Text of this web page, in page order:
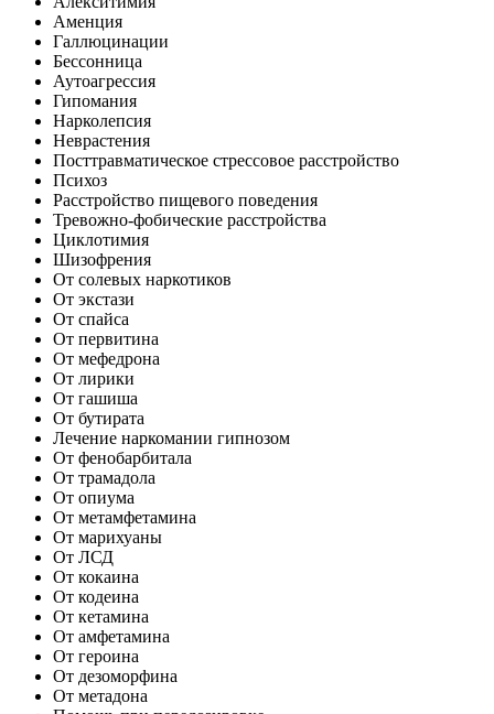
Аменция
Галлюцинации
Бессонница
Аутоагрессия
Гипомания
Нарколепсия
Неврастения
Посттравматическое стрессовое расстройство
Психоз
Расстройство пищевого поведения
Тревожно-фобические расстройства
Циклотимия
Шизофрения
От солевых наркотиков
От экстази
От спайса
От первитина
От мефедрона
От лирики
От гашиша
От бутирата
Лечение наркомании гипнозом
От фенобарбитала
От трамадола
От опиума
От метамфетамина
От марихуаны
От ЛСД
От кокаина
От кодеина
От кетамина
От амфетамина
От героина
От дезоморфина
От метадона